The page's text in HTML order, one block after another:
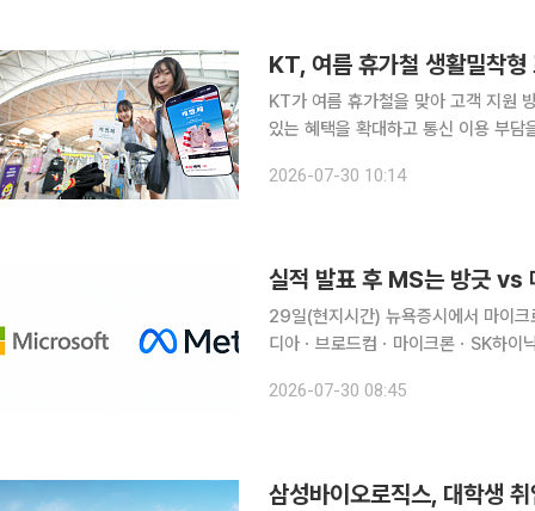
KT, 여름 휴가철 생활밀착형
KT가 여름 휴가철을 맞아 고객 지원
있는 혜택을 확대하고 통신 이용 부
통신 3사 최고경영자(CEO) 간담회에
2026-07-30 10:14
실적 발표 후 MS는 방긋 vs
29일(현지시간) 뉴욕증시에서 마이
디아ㆍ브로드컴ㆍ마이크론ㆍSK하이
트리트 예상치를 상회했다고 발표하
2026-07-30 08:45
삼성바이오로직스, 대학생